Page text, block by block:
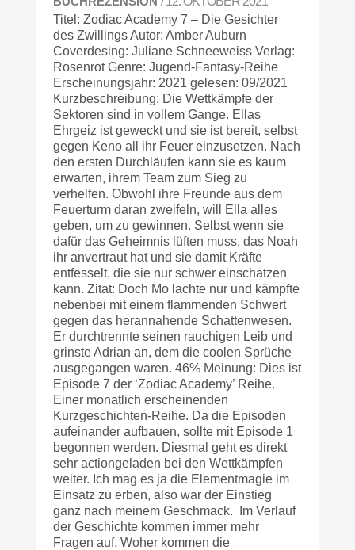
Titel: Zodiac Academy 7 – Die Gesichter
des Zwillings Autor: Amber Auburn
Coverdesing: Juliane Schneeweiss Verlag:
Rosenrot Genre: Jugend-Fantasy-Reihe
Erscheinungsjahr: 2021 gelesen: 09/2021
Kurzbeschreibung: Die Wettkämpfe der
Sektoren sind in vollem Gange. Ellas
Ehrgeiz ist geweckt und sie ist bereit, selbst
gegen Keno all ihr Feuer einzusetzen. Nach
den ersten Durchläufen kann sie es kaum
erwarten, ihrem Team zum Sieg zu
verhelfen. Obwohl ihre Freunde aus dem
Feuerturm daran zweifeln, will Ella alles
geben, um zu gewinnen. Selbst wenn sie
dafür das Geheimnis lüften muss, das Noah
ihr anvertraut hat und sie damit Kräfte
entfesselt, die sie nur schwer einschätzen
kann. Zitat: Doch Mo lachte nur und kämpfte
nebenbei mit einem flammenden Schwert
gegen das herannahende Schattenwesen.
Er durchtrennte seinen rauchigen Leib und
grinste Adrian an, dem die coolen Sprüche
ausgegangen waren. 46% Meinung: Dies ist
Episode 7 der ‘Zodiac Academy’ Reihe.
Einer monatlich erscheinenden
Kurzgeschichten-Reihe. Da die Episoden
aufeinander aufbauen, sollte mit Episode 1
begonnen werden. Diesmal geht es direkt
sehr actiongeladen bei den Wettkämpfen
weiter. Ich mag es ja die Elementmagie im
Einsatz zu erben, also war der Einstieg
ganz nach meinem Geschmack. Im Verlauf
der Geschichte kommen immer mehr
Fragen auf. Woher kommen die